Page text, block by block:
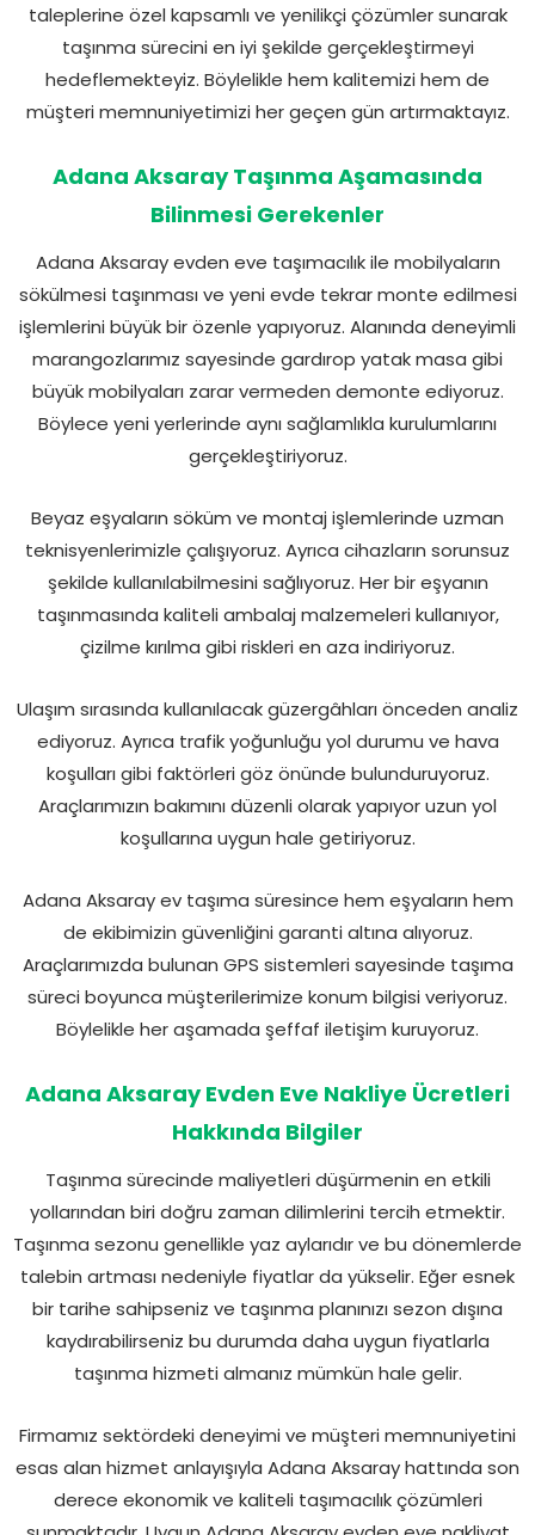
taleplerine özel kapsamlı ve yenilikçi çözümler sunarak
taşınma sürecini en iyi şekilde gerçekleştirmeyi
hedeflemekteyiz. Böylelikle hem kalitemizi hem de
müşteri memnuniyetimizi her geçen gün artırmaktayız.
Adana Aksaray Taşınma Aşamasında
Bilinmesi Gerekenler
Adana Aksaray evden eve taşımacılık ile mobilyaların
sökülmesi taşınması ve yeni evde tekrar monte edilmesi
işlemlerini büyük bir özenle yapıyoruz. Alanında deneyimli
marangozlarımız sayesinde gardırop yatak masa gibi
büyük mobilyaları zarar vermeden demonte ediyoruz.
Böylece yeni yerlerinde aynı sağlamlıkla kurulumlarını
gerçekleştiriyoruz.
Beyaz eşyaların söküm ve montaj işlemlerinde uzman
teknisyenlerimizle çalışıyoruz. Ayrıca cihazların sorunsuz
şekilde kullanılabilmesini sağlıyoruz. Her bir eşyanın
taşınmasında kaliteli ambalaj malzemeleri kullanıyor,
çizilme kırılma gibi riskleri en aza indiriyoruz.
Ulaşım sırasında kullanılacak güzergâhları önceden analiz
ediyoruz. Ayrıca trafik yoğunluğu yol durumu ve hava
koşulları gibi faktörleri göz önünde bulunduruyoruz.
Araçlarımızın bakımını düzenli olarak yapıyor uzun yol
koşullarına uygun hale getiriyoruz.
Adana Aksaray ev taşıma süresince hem eşyaların hem
de ekibimizin güvenliğini garanti altına alıyoruz.
Araçlarımızda bulunan GPS sistemleri sayesinde taşıma
süreci boyunca müşterilerimize konum bilgisi veriyoruz.
Böylelikle her aşamada şeffaf iletişim kuruyoruz.
Adana Aksaray Evden Eve Nakliye Ücretleri
Hakkında Bilgiler
Taşınma sürecinde maliyetleri düşürmenin en etkili
yollarından biri doğru zaman dilimlerini tercih etmektir.
Taşınma sezonu genellikle yaz aylarıdır ve bu dönemlerde
talebin artması nedeniyle fiyatlar da yükselir. Eğer esnek
bir tarihe sahipseniz ve taşınma planınızı sezon dışına
kaydırabilirseniz bu durumda daha uygun fiyatlarla
taşınma hizmeti almanız mümkün hale gelir.
Firmamız sektördeki deneyimi ve müşteri memnuniyetini
esas alan hizmet anlayışıyla Adana Aksaray hattında son
derece ekonomik ve kaliteli taşımacılık çözümleri